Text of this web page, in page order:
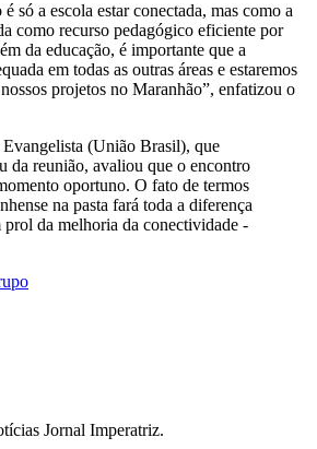
só a escola estar conectada, mas como a
como recurso pedagógico eficiente por
da educação, é importante que a
em todas as outras áreas e estaremos
projetos no Maranhão”, enfatizou o
(União Brasil), que
da reunião, avaliou que o encontro
oportuno. O fato de termos
na pasta fará toda a diferença
prol da melhoria da conectividade -
Jornal Imperatriz.